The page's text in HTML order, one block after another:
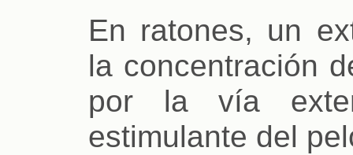
En ratones, un
la concentración
por la vía
estimulante del